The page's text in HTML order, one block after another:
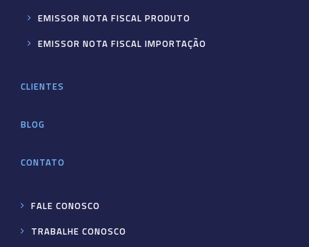
EMISSOR NOTA FISCAL PRODUTO
EMISSOR NOTA FISCAL IMPORTAÇÃO
CLIENTES
BLOG
CONTATO
FALE CONOSCO
TRABALHE CONOSCO